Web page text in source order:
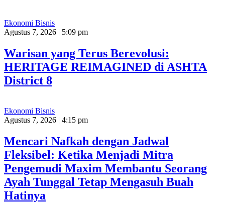
Ekonomi Bisnis
Agustus 7, 2026 | 5:09 pm
Warisan yang Terus Berevolusi:
HERITAGE REIMAGINED di ASHTA
District 8
Ekonomi Bisnis
Agustus 7, 2026 | 4:15 pm
Mencari Nafkah dengan Jadwal
Fleksibel: Ketika Menjadi Mitra
Pengemudi Maxim Membantu Seorang
Ayah Tunggal Tetap Mengasuh Buah
Hatinya